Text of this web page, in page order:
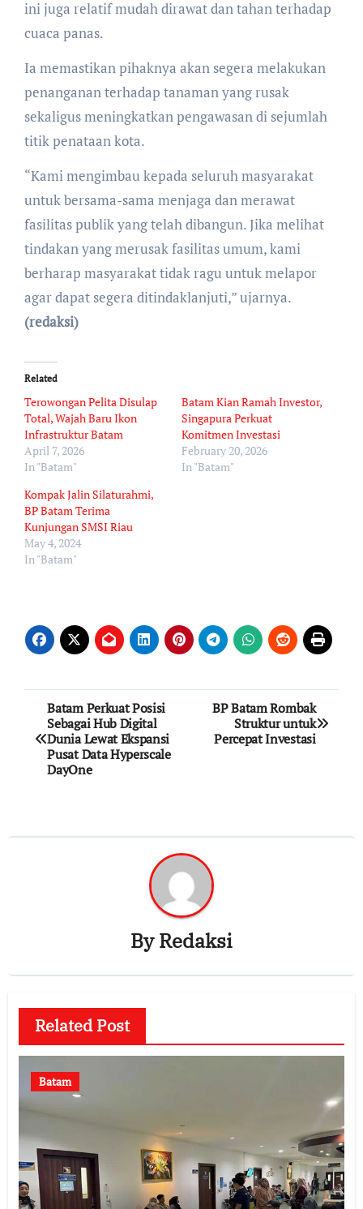
ini juga relatif mudah dirawat dan tahan terhadap
cuaca panas.
Ia memastikan pihaknya akan segera melakukan
penanganan terhadap tanaman yang rusak
sekaligus meningkatkan pengawasan di sejumlah
titik penataan kota.
“Kami mengimbau kepada seluruh masyarakat
untuk bersama-sama menjaga dan merawat
fasilitas publik yang telah dibangun. Jika melihat
tindakan yang merusak fasilitas umum, kami
berharap masyarakat tidak ragu untuk melapor
agar dapat segera ditindaklanjuti,” ujarnya.
(redaksi)
Related
Terowongan Pelita Disulap
Total, Wajah Baru Ikon
Infrastruktur Batam
April 7, 2026
In "Batam"
Batam Kian Ramah Investor,
Singapura Perkuat
Komitmen Investasi
February 20, 2026
In "Batam"
Kompak Jalin Silaturahmi,
BP Batam Terima
Kunjungan SMSI Riau
May 4, 2024
In "Batam"
Post
navigation
Batam Perkuat Posisi
Sebagai Hub Digital
Dunia Lewat Ekspansi
Pusat Data Hyperscale
DayOne
BP Batam Rombak
Struktur untuk
Percepat Investasi
ByRedaksi
Related Post
Batam